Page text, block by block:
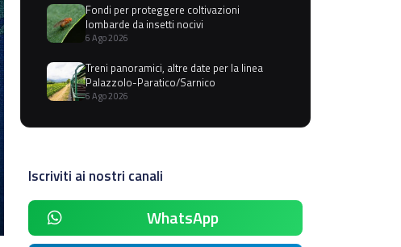
Fondi per proteggere coltivazioni
lombarde da insetti nocivi
6 Ago 2026
Treni panoramici, altre date per la linea
Palazzolo-Paratico/Sarnico
6 Ago 2026
Iscriviti ai nostri canali
WhatsApp